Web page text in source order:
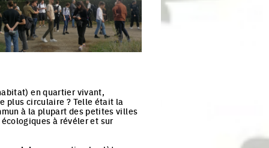
en quartier vivant,
plus circulaire ? Telle était la
à la plupart des petites villes
à révéler et sur